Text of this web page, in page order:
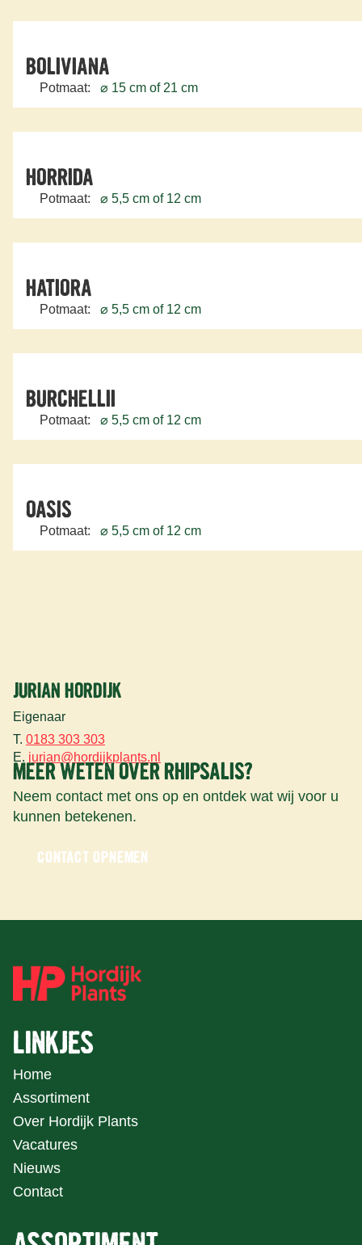
BOLIVIANA
Potmaat: ⌀ 15 cm of 21 cm
HORRIDA
Potmaat: ⌀ 5,5 cm of 12 cm
HATIORA
Potmaat: ⌀ 5,5 cm of 12 cm
BURCHELLII
Potmaat: ⌀ 5,5 cm of 12 cm
OASIS
Potmaat: ⌀ 5,5 cm of 12 cm
JURIAN HORDIJK
Eigenaar
T. 0183 303 303
E. jurian@hordijkplants.nl
MEER WETEN OVER RHIPSALIS?
Neem contact met ons op en ontdek wat wij voor u
kunnen betekenen.
CONTACT OPNEMEN
LINKJES
Home
Assortiment
Over Hordijk Plants
Vacatures
Nieuws
Contact